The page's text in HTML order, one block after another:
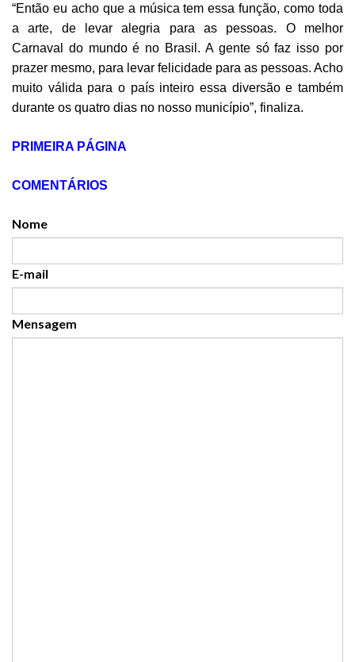
“Então eu acho que a música tem essa função, como toda
a arte, de levar alegria para as pessoas. O melhor
Carnaval do mundo é no Brasil. A gente só faz isso por
prazer mesmo, para levar felicidade para as pessoas. Acho
muito válida para o país inteiro essa diversão e também
durante os quatro dias no nosso município”, finaliza.
PRIMEIRA PÁGINA
COMENTÁRIOS
Nome
E-mail
Mensagem